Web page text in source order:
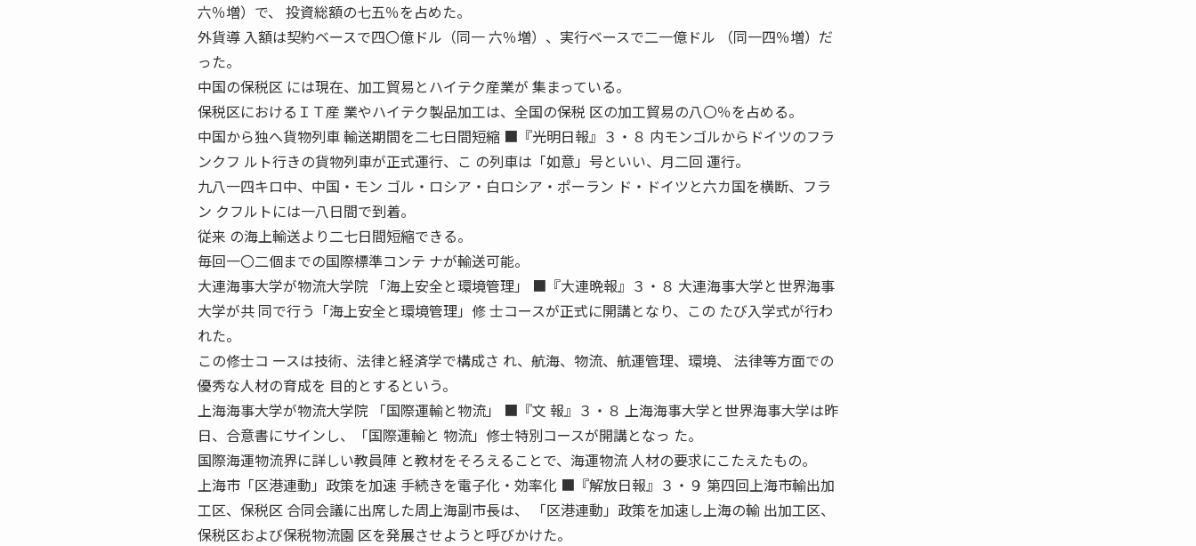
六％増）で、 投資総額の七五％を占めた。
外貨導 入額は契約ベースで四〇億ドル（同一 六％増）、実行ベースで二一億ドル （同一四％増）だ
った。
中国の保税区 には現在、加工貿易とハイテク産業が 集まっている。
保税区におけるＩＴ産 業やハイテク製品加工は、全国の保税 区の加工貿易の八〇％を占める。
中国から独へ貨物列車 輸送期間を二七日間短縮 ■『光明日報』３・８ 内モンゴルからドイツのフラ
ンクフ ルト行きの貨物列車が正式運行、こ の列車は「如意」号といい、月二回 運行。
九八一四キロ中、中国・モン ゴル・ロシア・白ロシア・ポーラン ド・ドイツと六カ国を横断、フラ
ン クフルトには一八日間で到着。
従来 の海上輸送より二七日間短縮できる。
毎回一〇二個までの国際標準コンテ ナが輸送可能。
大連海事大学が物流大学院 「海上安全と環境管理」 ■『大連晩報』３・８ 大連海事大学と世界海事
大学が共 同で行う「海上安全と環境管理」修 士コースが正式に開講となり、この たび入学式が行わ
れた。
この修士コ ースは技術、法律と経済学で構成さ れ、航海、物流、航運管理、環境、 法律等方面での
優秀な人材の育成を 目的とするという。
上海海事大学が物流大学院 「国際運輸と物流」 ■『文 報』３・８ 上海海事大学と世界海事大学は昨
日、合意書にサインし、「国際運輸と 物流」修士特別コースが開講となっ た。
国際海運物流界に詳しい教員陣 と教材をそろえることで、海運物流 人材の要求にこたえたもの。
上海市「区港連動」政策を加速 手続きを電子化・効率化 ■『解放日報』３・９ 第四回上海市輸出加
工区、保税区 合同会議に出席した周上海副市長は、 「区港連動」政策を加速し上海の輸 出加工区、
保税区および保税物流園 区を発展させようと呼びかけた。